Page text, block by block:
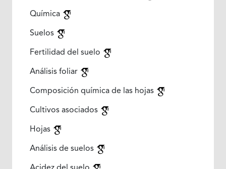
Química
Suelos
Fertilidad del suelo
Análisis foliar
Composición química de las hojas
Cultivos asociados
Hojas
Análisis de suelos